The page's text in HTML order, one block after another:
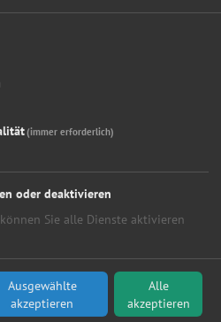
Reparaturanfrage
(immer erforderlich)
oder deaktivieren
Sie alle Dienste aktivieren
Ausgewählte
akzeptieren
Alle
akzeptieren